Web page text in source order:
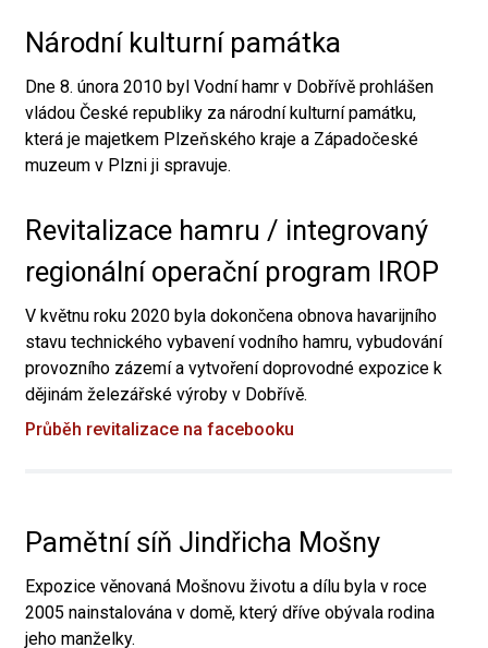
Národní kulturní památka
Dne 8. února 2010 byl Vodní hamr v Dobřívě prohlášen
vládou České republiky za národní kulturní památku,
která je majetkem Plzeňského kraje a Západočeské
muzeum v Plzni ji spravuje.
Revitalizace hamru / integrovaný
regionální operační program IROP
V květnu roku 2020 byla dokončena obnova havarijního
stavu technického vybavení vodního hamru, vybudování
provozního zázemí a vytvoření doprovodné expozice k
dějinám železářské výroby v Dobřívě.
Průběh revitalizace na facebooku
Pamětní síň Jindřicha Mošny
Expozice věnovaná Mošnovu životu a dílu byla v roce
2005 nainstalována v domě, který dříve obývala rodina
jeho manželky.